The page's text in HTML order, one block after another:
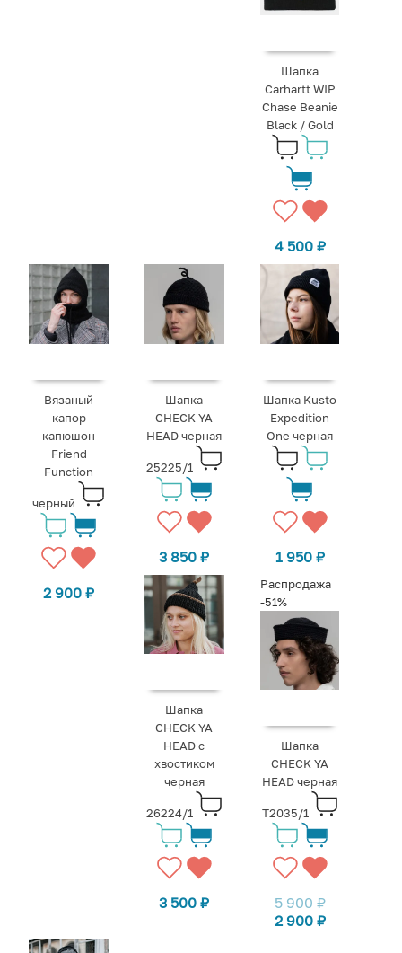
Шапка
Carhartt WIP
Chase Beanie
Black / Gold
4 500 ₽
Вязаный
капор
капюшон
Friend
Function
черный
2 900₽
Шапка
CHECK YA
HEAD черная
25225/1
3 850₽
Шапка Kusto
Expedition
One черная
1 950 ₽
Шапка
CHECK YA
HEAD с
хвостиком
черная
26224/1
3 500₽
Распродажа
-51%
Шапка
CHECK YA
HEAD черная
T2035/1
5 900₽
2 900 ₽